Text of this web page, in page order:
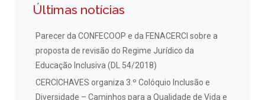
Últimas notícias
Parecer da CONFECOOP e da FENACERCI sobre a
proposta de revisão do Regime Jurídico da
Educação Inclusiva (DL 54/2018)
CERCICHAVES organiza 3.º Colóquio Inclusão e
Diversidade – Caminhos para a Qualidade de Vida e